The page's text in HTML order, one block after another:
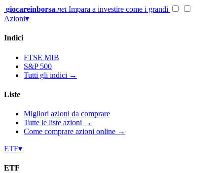
Vai
al
giocareinborsa.net Impara a investire come i grandi
Azioni▾
Indici
FTSE MIB
S&P 500
Tutti gli indici →
Liste
Migliori azioni da comprare
Tutte le liste azioni →
Come comprare azioni online →
ETF▾
ETF